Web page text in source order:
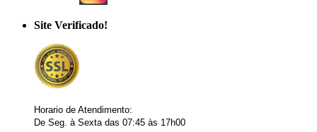
Site Verificado!
Horario de Atendimento:
De Seg. à Sexta das 07:45 às 17h00